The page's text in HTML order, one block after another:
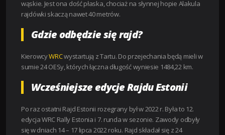
wąskie. Jest ona dość płaska, chociaż na słynnej hopie Alakula
rajdówki skaczą nawet 40 metrów.
Gdzie odbędzie się rajd?
KierowcyWRCwystartują z Tartu. Do przejechania będą mieli w
sumie 24 OESy, których łączna długość wyniesie 1484,22 km.
Wcześniejsze edycje Rajdu Estonii
Po raz ostatni Rajd Estonii rozegrany był w 2022 r. Była to 12.
edycja WRC Rally Estonia i 7. runda w sezonie. Zawody odbyły
się w dniach 14 – 17 lipca 2022 roku. Rajd składał się z 24